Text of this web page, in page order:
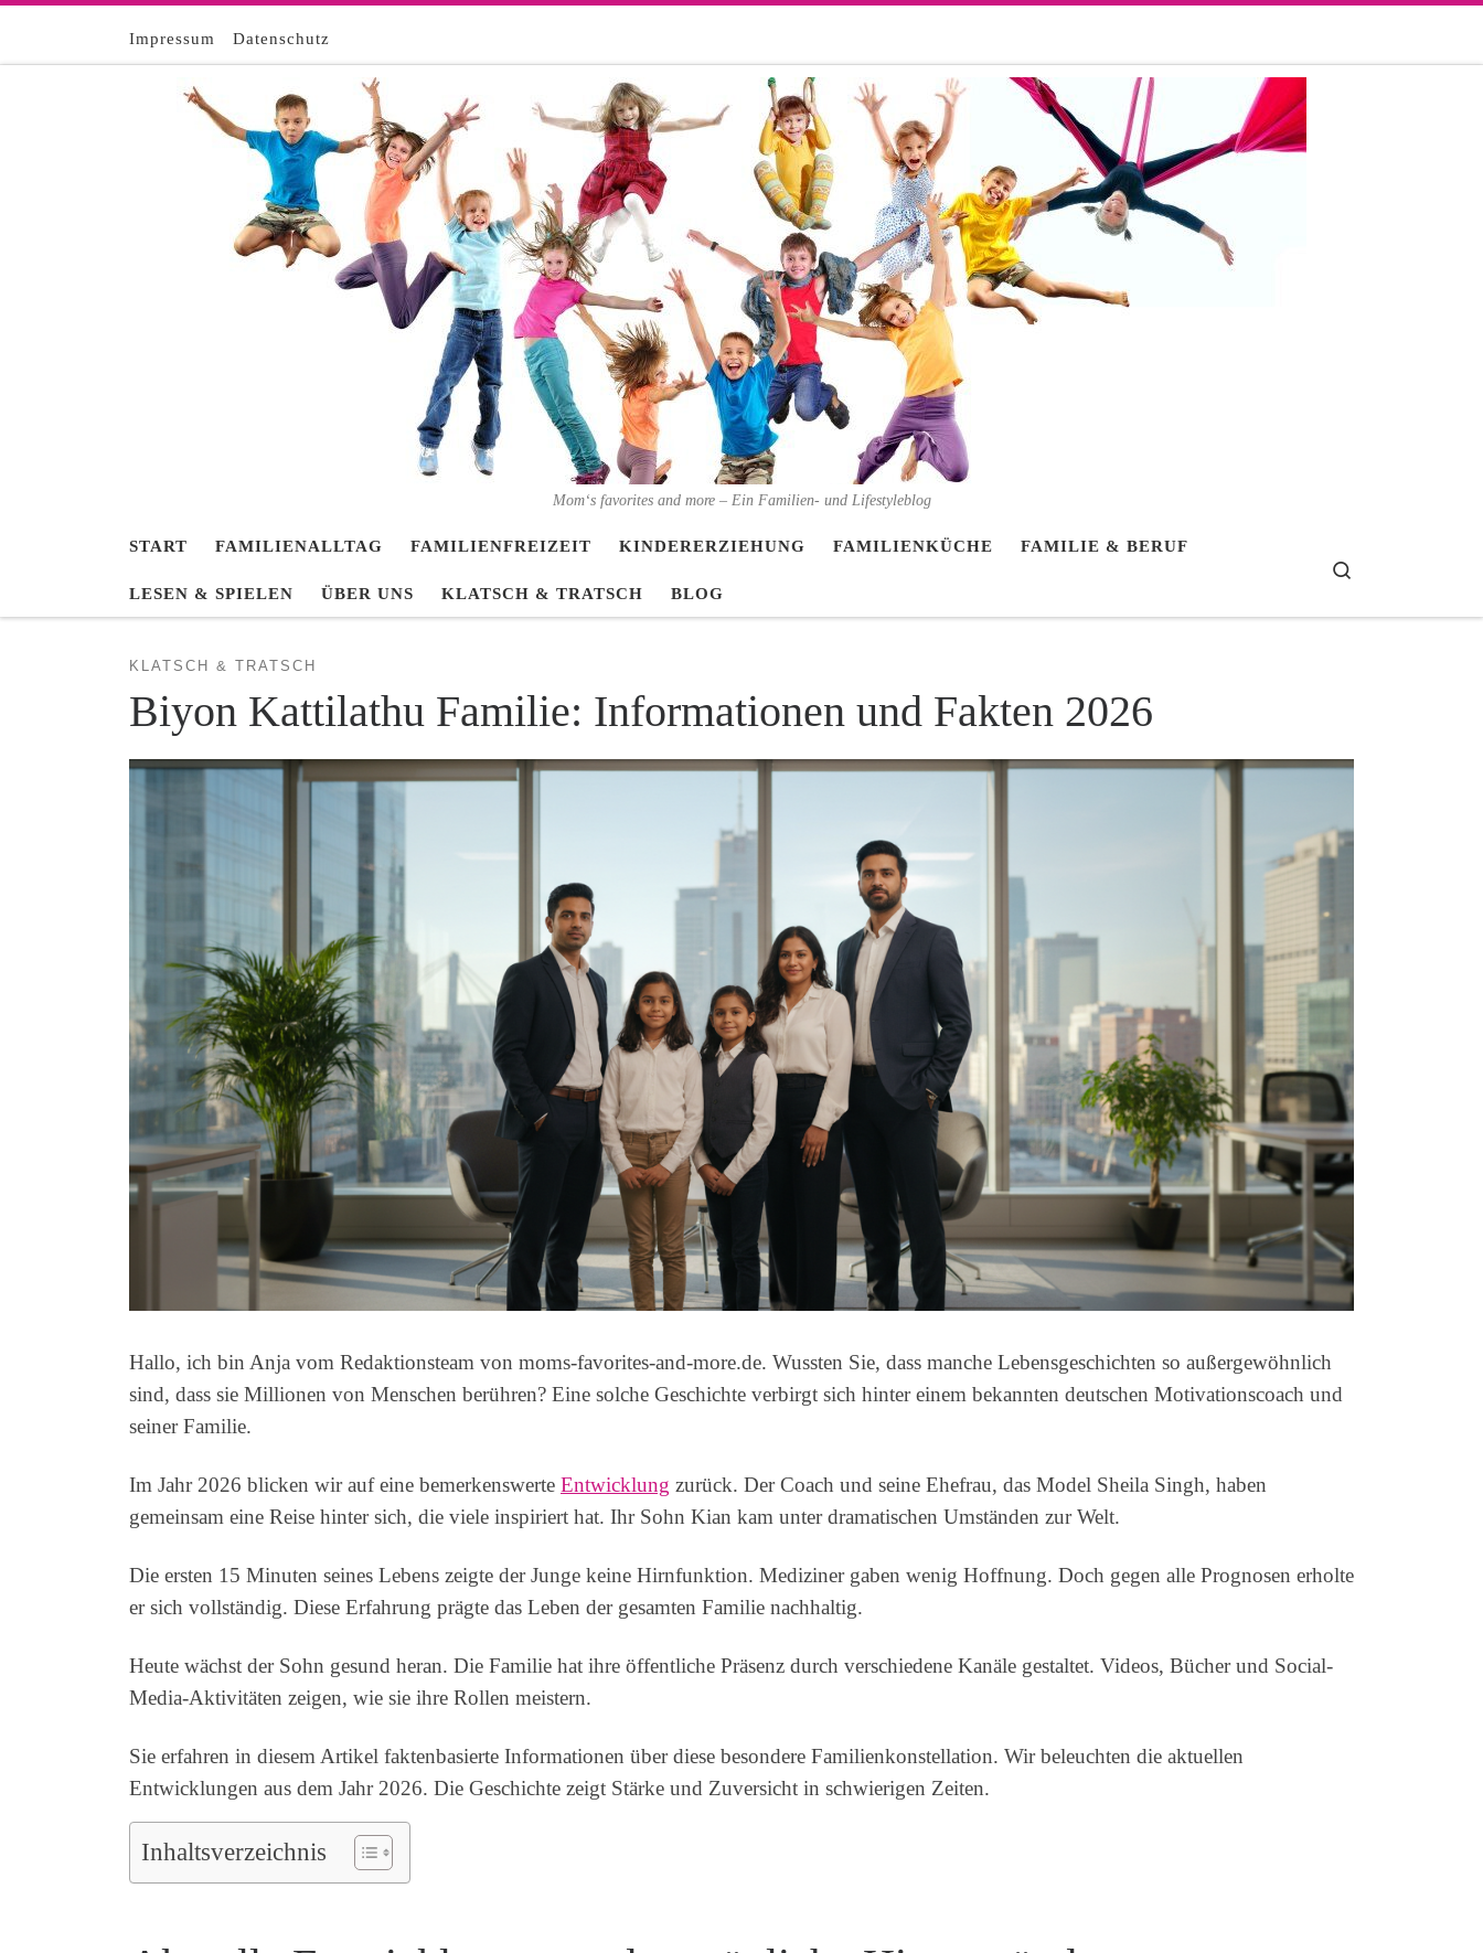
Zum Inhalt springen
Impressum Datenschutz
Mom‘s favorites and more – Ein Familien- und Lifestyleblog
START FAMILIENALLTAG FAMILIENFREIZEIT KINDERERZIEHUNG FAMILIENKÜCHE FAMILIE & BERUF
LESEN & SPIELEN ÜBER UNS KLATSCH & TRATSCH BLOG
KLATSCH & TRATSCH
Biyon Kattilathu Familie: Informationen und Fakten 2026
Hallo, ich bin Anja vom Redaktionsteam von moms-favorites-and-more.de. Wussten Sie, dass manche Lebensgeschichten so außergewöhnlich
sind, dass sie Millionen von Menschen berühren? Eine solche Geschichte verbirgt sich hinter einem bekannten deutschen Motivationscoach und
seiner Familie.
Im Jahr 2026 blicken wir auf eine bemerkenswerte Entwicklung zurück. Der Coach und seine Ehefrau, das Model Sheila Singh, haben
gemeinsam eine Reise hinter sich, die viele inspiriert hat. Ihr Sohn Kian kam unter dramatischen Umständen zur Welt.
Die ersten 15 Minuten seines Lebens zeigte der Junge keine Hirnfunktion. Mediziner gaben wenig Hoffnung. Doch gegen alle Prognosen erholte
er sich vollständig. Diese Erfahrung prägte das Leben der gesamten Familie nachhaltig.
Heute wächst der Sohn gesund heran. Die Familie hat ihre öffentliche Präsenz durch verschiedene Kanäle gestaltet. Videos, Bücher und Social-
Media-Aktivitäten zeigen, wie sie ihre Rollen meistern.
Sie erfahren in diesem Artikel faktenbasierte Informationen über diese besondere Familienkonstellation. Wir beleuchten die aktuellen
Entwicklungen aus dem Jahr 2026. Die Geschichte zeigt Stärke und Zuversicht in schwierigen Zeiten.
Inhaltsverzeichnis